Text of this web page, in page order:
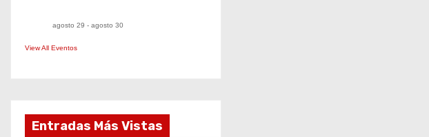
agosto 29 - agosto 30
View All Eventos
Entradas Más Vistas